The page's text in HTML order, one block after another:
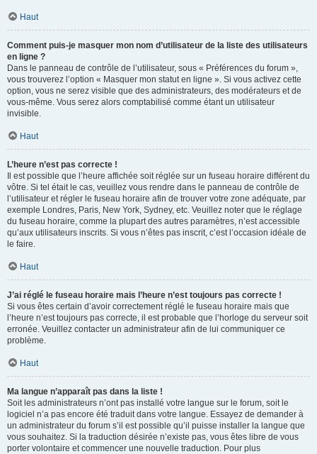
Haut
Comment puis-je masquer mon nom d’utilisateur de la liste des utilisateurs
en ligne ?
Dans le panneau de contrôle de l’utilisateur, sous « Préférences du forum »,
vous trouverez l’option « Masquer mon statut en ligne ». Si vous activez cette
option, vous ne serez visible que des administrateurs, des modérateurs et de
vous-même. Vous serez alors comptabilisé comme étant un utilisateur
invisible.
Haut
L’heure n’est pas correcte !
Il est possible que l’heure affichée soit réglée sur un fuseau horaire différent du
vôtre. Si tel était le cas, veuillez vous rendre dans le panneau de contrôle de
l’utilisateur et régler le fuseau horaire afin de trouver votre zone adéquate, par
exemple Londres, Paris, New York, Sydney, etc. Veuillez noter que le réglage
du fuseau horaire, comme la plupart des autres paramètres, n’est accessible
qu’aux utilisateurs inscrits. Si vous n’êtes pas inscrit, c’est l’occasion idéale de
le faire.
Haut
J’ai réglé le fuseau horaire mais l’heure n’est toujours pas correcte !
Si vous êtes certain d’avoir correctement réglé le fuseau horaire mais que
l’heure n’est toujours pas correcte, il est probable que l’horloge du serveur soit
erronée. Veuillez contacter un administrateur afin de lui communiquer ce
problème.
Haut
Ma langue n’apparaît pas dans la liste !
Soit les administrateurs n’ont pas installé votre langue sur le forum, soit le
logiciel n’a pas encore été traduit dans votre langue. Essayez de demander à
un administrateur du forum s’il est possible qu’il puisse installer la langue que
vous souhaitez. Si la traduction désirée n’existe pas, vous êtes libre de vous
porter volontaire et commencer une nouvelle traduction. Pour plus